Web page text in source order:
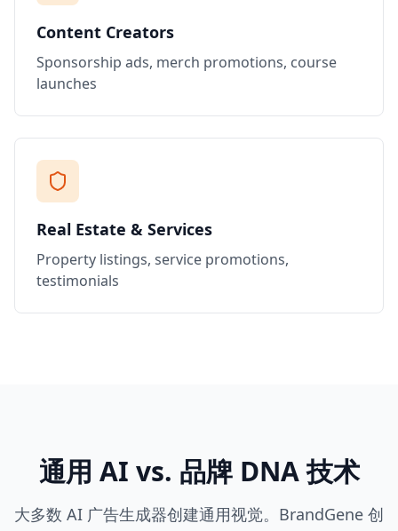
Content Creators
Sponsorship ads, merch promotions, course
launches
Real Estate & Services
Property listings, service promotions,
testimonials
通用 AI vs. 品牌 DNA 技术
大多数 AI 广告生成器创建通用视觉。BrandGene 创